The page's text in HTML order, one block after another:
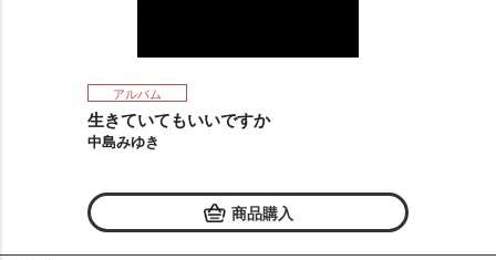
アルバム
生きていてもいいですか
中島みゆき
商品購入